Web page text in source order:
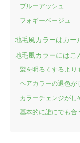
ブルーアッシュ
フォギーベージュ
地毛風カラーはカー
地毛風カラーにはこ
髪を明るくするより
ヘアカラーの退色が
カラーチェンジがし
基本的に誰にでも合